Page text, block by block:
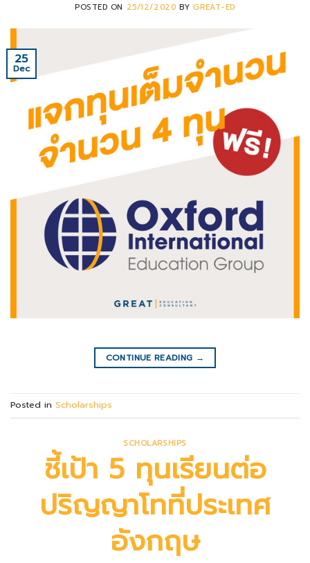
POSTED ON 25/12/2020 BY GREAT-ED
25
Dec
CONTINUE READING →
Posted in Scholarships
SCHOLARSHIPS
ชี้เป้า 5 ทุนเรียนต่อ
ปริญญาโทที่ประเทศ
อังกฤษ